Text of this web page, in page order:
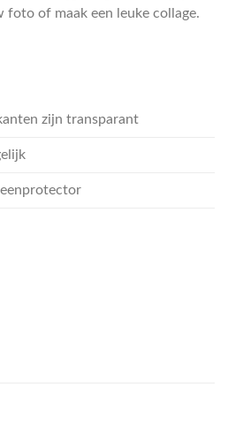
foto of maak een leuke collage.
zijn transparant